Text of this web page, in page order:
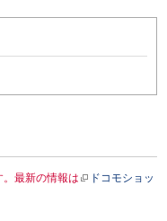
最新の情報は
ドコモショッ